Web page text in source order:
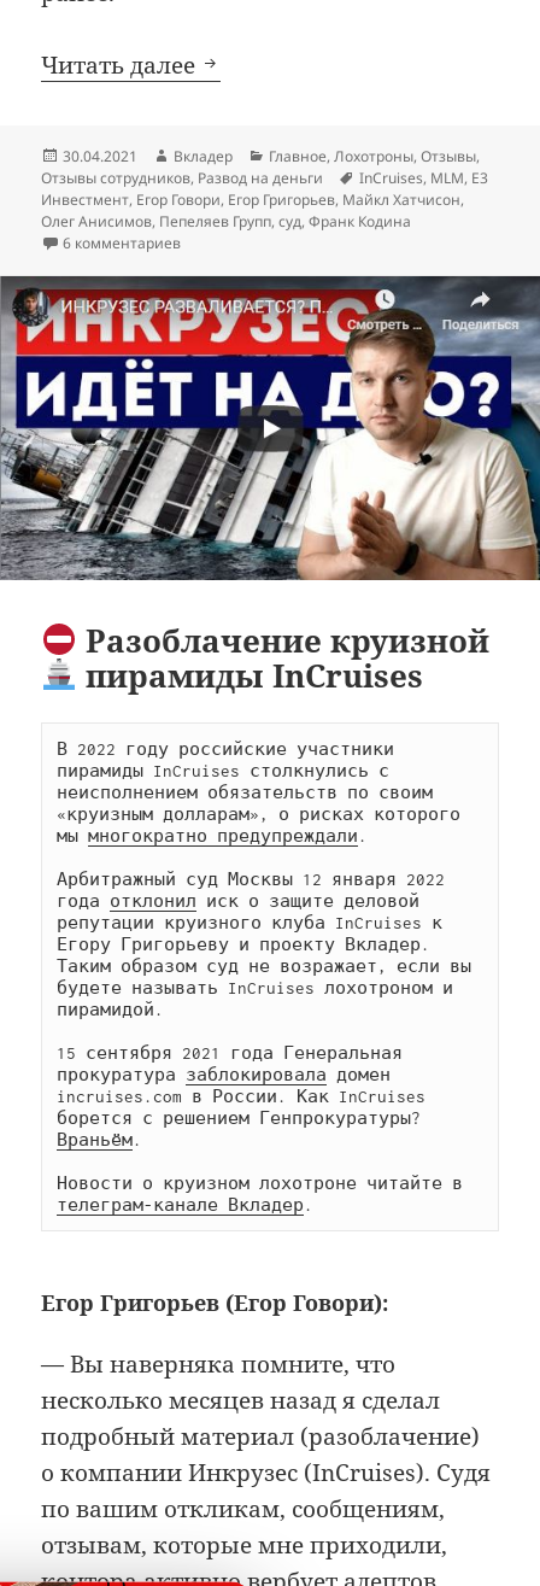
Читать далее Почему InCruises —
Опубликовано
30.04.2021 Автор
Вкладер Рубрики
Главное,Лохотроны,Отзывы,
Отзывы сотрудников, Развод на деньги Метки
InCruises, MLM, Е3
Инвестмент, Егор Говори, Егор Григорьев, Майкл Хатчисон,
Олег Анисимов, Пепеляев Групп,суд,Франк Кодина
6 комментариевк записи
Разоблачение круизной
пирамиды InCruises
В 2022 году российские участники
пирамиды InCruises столкнулись с
неисполнением обязательств по своим
«круизным долларам», о рисках которого
мы многократно предупреждали .
Арбитражный суд Москвы 12 января 2022
года отклонил иск о защите деловой
репутации круизного клуба InCruises к
Егору Григорьеву и проекту Вкладер.
Таким образом суд не возражает, если вы
будете называть InCruises лохотроном и
пирамидой.
15 сентября 2021 года Генеральная
прокуратура заблокировала домен
incruises.com в России. Как InCruises
Враньём.
телеграм-канале Вкладер .
Егор Григорьев (Егор Говори):
— Вы наверняка помните, что
несколько месяцев назад я сделал
подробный материал (разоблачение)
о компании Инкрузес (InCruises). Судя
по вашим откликам, сообщениям,
отзывам, которые мне приходили,